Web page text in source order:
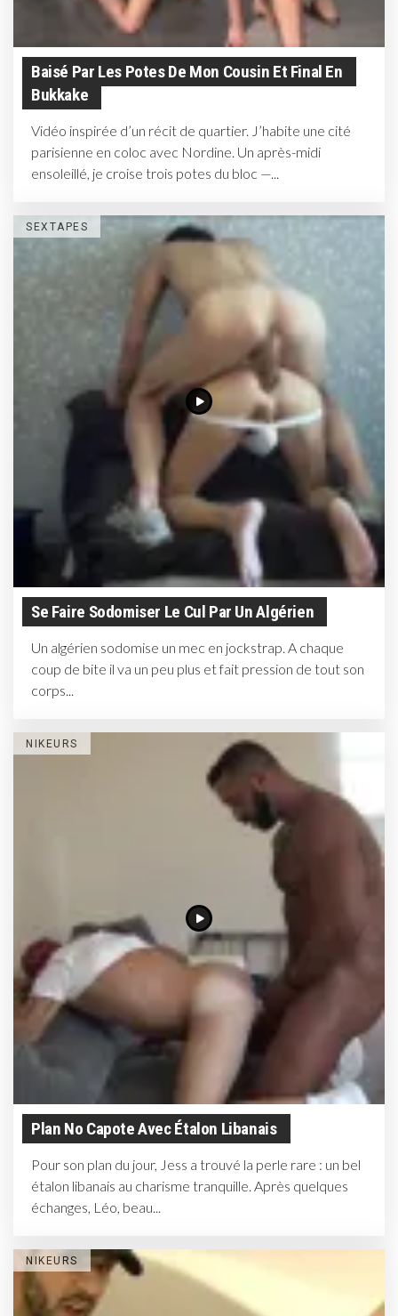
Baisé Par Les Potes De Mon Cousin Et Final En
Bukkake
Vidéo inspirée d’un récit de quartier. J’habite une cité
parisienne en coloc avec Nordine. Un après-midi
ensoleillé, je croise trois potes du bloc —...
SEXTAPES
Se Faire Sodomiser Le Cul Par Un Algérien
Un algérien sodomise un mec en jockstrap. A chaque
coup de bite il va un peu plus et fait pression de tout son
corps...
NIKEURS
Plan No Capote Avec Étalon Libanais
Pour son plan du jour, Jess a trouvé la perle rare : un bel
étalon libanais au charisme tranquille. Après quelques
échanges, Léo, beau...
NIKEURS